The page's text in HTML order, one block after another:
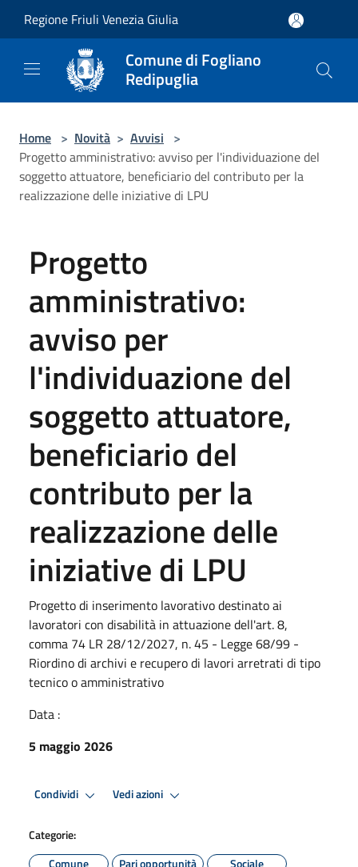
Regione Friuli Venezia Giulia
Comune di Fogliano
Redipuglia
Home > Novità > Avvisi >
Progetto amministrativo: avviso per l'individuazione del
soggetto attuatore, beneficiario del contributo per la
realizzazione delle iniziative di LPU
Progetto
amministrativo:
avviso per
l'individuazione del
soggetto attuatore,
beneficiario del
contributo per la
realizzazione delle
iniziative di LPU
Progetto di inserimento lavorativo destinato ai
lavoratori con disabilità in attuazione dell'art. 8,
comma 74 LR 28/12/2027, n. 45 - Legge 68/99 -
Riordino di archivi e recupero di lavori arretrati di tipo
tecnico o amministrativo
Data :
5 maggio 2026
Condividi Vedi azioni
Categorie:
Comune
Pari opportunità Sociale